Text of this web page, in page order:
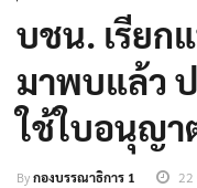
บชน. เรียก
มาพบแล้ว
ใช้ใบอนุญา
Byกองบรรณาธิการ 1 22